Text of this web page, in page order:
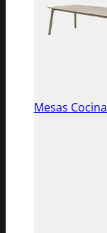
Mesas Cocina